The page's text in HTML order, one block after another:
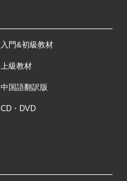
入門&初級教材
上級教材
中国語翻訳版
CD・DVD